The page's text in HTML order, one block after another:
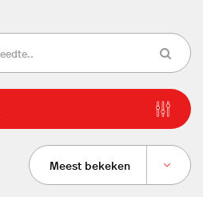
Meest bekeken